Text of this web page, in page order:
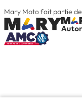
Mary Moto fait partie de